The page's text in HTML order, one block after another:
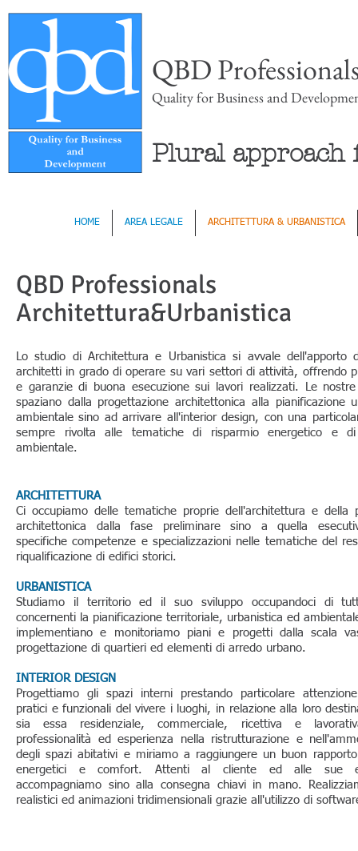
QBD
Quality for Business and
Plural approach
HOME AREA LEGALE ARCHITETTURA & URBANISTICA
QBD Professionals
Architettura&Urbanistica
Lo studio di Architettura e Urbanistica si avvale dell'apporto
architetti in grado di operare su vari settori di attività, offrendo
e garanzie di buona esecuzione sui lavori realizzati. Le
spaziano dalla progettazione architettonica alla pianificazione
ambientale sino ad arrivare all'interior design, con una
sempre rivolta alle tematiche di risparmio energetico e di
ambientale.
ARCHITETTURA
Ci occupiamo delle tematiche proprie dell'architettura e della
architettonica dalla fase preliminare sino a quella
specifiche competenze e specializzazioni nelle tematiche del
riqualificazione di edifici storici.
URBANISTICA
Studiamo il territorio ed il suo sviluppo occupandoci di
concernenti la pianificazione territoriale, urbanistica ed
implementiano e monitoriamo piani e progetti dalla scala
progettazione di quartieri ed elementi di arredo urbano.
INTERIOR DESIGN
Progettiamo gli spazi interni prestando particolare
pratici e funzionali del vivere i luoghi, in relazione alla loro
sia essa residenziale, commerciale, ricettiva e
professionalità ed esperienza nella ristrutturazione e
degli spazi abitativi e miriamo a raggiungere un buon
energetici e comfort. Attenti al cliente ed alle sue
accompagniamo sino alla consegna chiavi in mano.
realistici ed animazioni tridimensionali grazie all'utilizzo di